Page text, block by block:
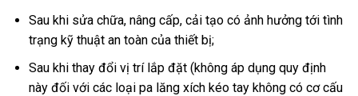
Sau khi sửa chữa, nâng cấp, cải tạo có ảnh hưởng tới tình
trạng kỹ thuật an toàn của thiết bị;
Sau khi thay đổi vị trí lắp đặt (không áp dụng quy định
này đối với các loại pa lăng xích kéo tay không có cơ cấu